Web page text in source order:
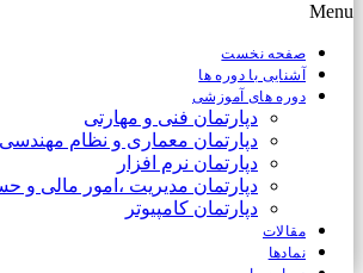
Menu
صفحه نخست
آشنایی با دوره ها
دوره های آموزشی
دپارتمان فنی و مهارتی
دپارتمان معماری و نظام مهندسی
دپارتمان نرم افزار
دپارتمان مدیریت ،امور مالی و
دپارتمان کامپیوتر
مقالات
نمادها